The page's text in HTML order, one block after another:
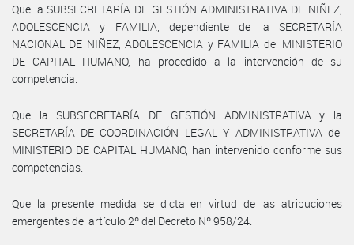
Que la SUBSECRETARÍA DE GESTIÓN ADMINISTRATIVA DE NIÑEZ,
ADOLESCENCIA y FAMILIA, dependiente de la SECRETARÍA
NACIONAL DE NIÑEZ, ADOLESCENCIA y FAMILIA del MINISTERIO
DE CAPITAL HUMANO, ha procedido a la intervención de su
competencia.
Que la SUBSECRETARÍA DE GESTIÓN ADMINISTRATIVA y la
SECRETARÍA DE COORDINACIÓN LEGAL Y ADMINISTRATIVA del
MINISTERIO DE CAPITAL HUMANO, han intervenido conforme sus
competencias.
Que la presente medida se dicta en virtud de las atribuciones
emergentes del artículo 2º del Decreto Nº 958/24.